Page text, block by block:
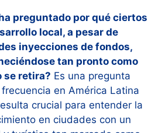
preguntado por qué ciertos
local, a pesar de
inyecciones de fondos,
tan pronto como
se retira? Es una pregunta
en América Latina
crucial para entender la
en ciudades con un